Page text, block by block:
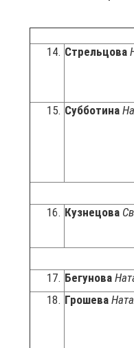
14. Стрельцова
15. Субботина
16. Кузнецова
17. Бегунова
18. Грошева